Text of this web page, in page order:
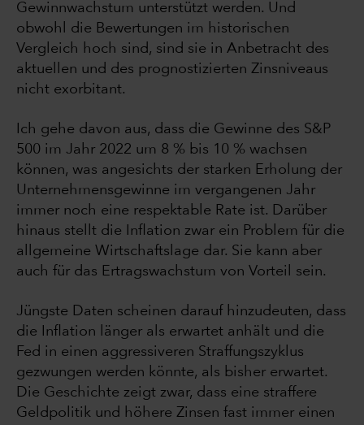
Gewinnwachstum unterstützt werden. Und
obwohl die Bewertungen im historischen
Vergleich hoch sind, sind sie in Anbetracht des
aktuellen und des prognostizierten Zinsniveaus
nicht exorbitant.
Ich gehe davon aus, dass die Gewinne des S&P
500 im Jahr 2022 um 8 % bis 10 % wachsen
können, was angesichts der starken Erholung der
Unternehmensgewinne im vergangenen Jahr
immer noch eine respektable Rate ist. Darüber
hinaus stellt die Inflation zwar ein Problem für die
allgemeine Wirtschaftslage dar. Sie kann aber
auch für das Ertragswachstum von Vorteil sein.
Jüngste Daten scheinen darauf hinzudeuten, dass
die Inflation länger als erwartet anhält und die
Fed in einen aggressiveren Straffungszyklus
gezwungen werden könnte, als bisher erwartet.
Die Geschichte zeigt zwar, dass eine straffere
Geldpolitik und höhere Zinsen fast immer einen